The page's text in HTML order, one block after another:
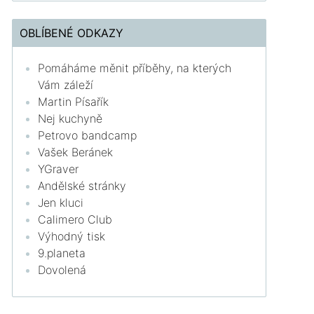
OBLÍBENÉ ODKAZY
Pomáháme měnit příběhy, na kterých
Vám záleží
Martin Písařík
Nej kuchyně
Petrovo bandcamp
Vašek Beránek
YGraver
Andělské stránky
Jen kluci
Calimero Club
Výhodný tisk
9.planeta
Dovolená